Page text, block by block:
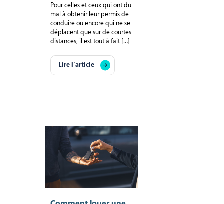
Pour celles et ceux qui ont du
mal à obtenir leur permis de
conduire ou encore qui ne se
déplacent que sur de courtes
distances, il est tout à fait […]
Lire l'article